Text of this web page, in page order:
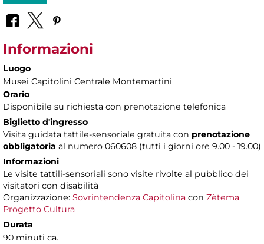
Informazioni
Luogo
Musei Capitolini Centrale Montemartini
Orario
Disponibile su richiesta con prenotazione telefonica
Biglietto d'ingresso
Visita guidata tattile-sensoriale gratuita con prenotazione
obbligatoria al numero 060608 (tutti i giorni ore 9.00 - 19.00)
Informazioni
Le visite tattili-sensoriali sono visite rivolte al pubblico dei
visitatori con disabilità
Organizzazione: Sovrintendenza Capitolina con Zètema
Progetto Cultura
Durata
90 minuti ca.